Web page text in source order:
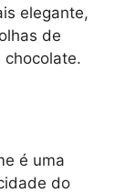
elegante,
de
chocolate.
é uma
do